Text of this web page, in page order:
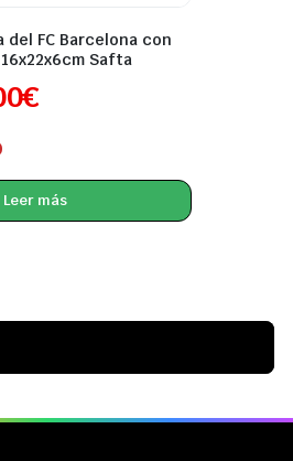
del FC Barcelona con
Safta
€
Leer más